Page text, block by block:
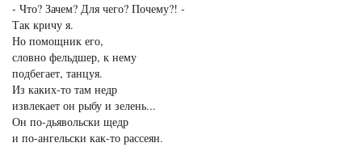
- Что? Зачем? Для чего? Почему?! -
Так кричу я.
Но помощник его,
словно фельдшер, к нему
подбегает, танцуя.
Из каких-то там недр
извлекает он рыбу и зелень...
Он по-дьявольски щедр
и по-ангельски как-то рассеян.